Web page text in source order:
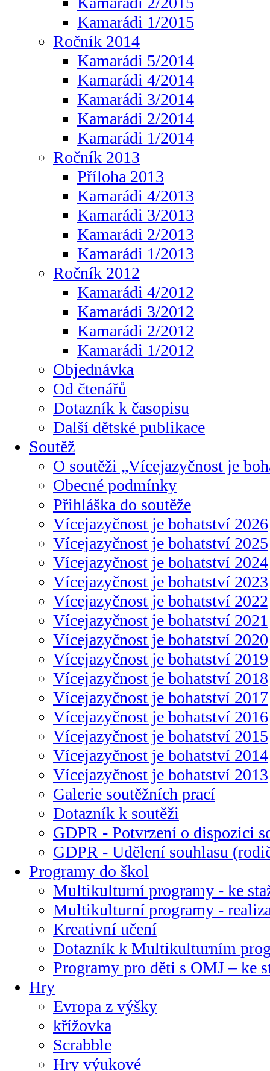
Kamarádi 1/2015
Ročník 2014
Kamarádi 5/2014
Kamarádi 4/2014
Kamarádi 3/2014
Kamarádi 2/2014
Kamarádi 1/2014
Ročník 2013
Příloha 2013
Kamarádi 4/2013
Kamarádi 3/2013
Kamarádi 2/2013
Kamarádi 1/2013
Ročník 2012
Kamarádi 4/2012
Kamarádi 3/2012
Kamarádi 2/2012
Kamarádi 1/2012
Objednávka
Od čtenářů
Dotazník k časopisu
Další dětské publikace
Soutěž
O soutěži „Vícejazyčnost je
Obecné podmínky
Přihláška do soutěže
Vícejazyčnost je bohatství 2026
Vícejazyčnost je bohatství 2025
Vícejazyčnost je bohatství 2024
Vícejazyčnost je bohatství 2023
Vícejazyčnost je bohatství 2022
Vícejazyčnost je bohatství 2021
Vícejazyčnost je bohatství 2020
Vícejazyčnost je bohatství 2019
Vícejazyčnost je bohatství 2018
Vícejazyčnost je bohatství 2017
Vícejazyčnost je bohatství 2016
Vícejazyčnost je bohatství 2015
Vícejazyčnost je bohatství 2014
Vícejazyčnost je bohatství 2013
Galerie soutěžních prací
Dotazník k soutěži
GDPR - Potvrzení o dispozici
GDPR - Udělení souhlasu
Programy do škol
Multikulturní programy - ke
Multikulturní programy -
Kreativní učení
Dotazník k Multikulturním
Programy pro děti s OMJ – ke
Hry
Evropa z výšky
křížovka
Scrabble
Hry výukové